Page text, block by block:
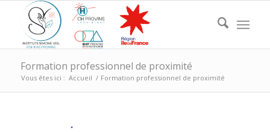
Formation professionnel de proximité
Vous êtes ici : Accueil / Formation professionnel de proximité